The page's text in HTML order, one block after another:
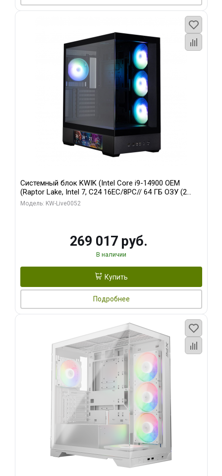
Системный блок KWIK (Intel Core i9-14900 OEM
(Raptor Lake, Intel 7, C24 16EC/8PC// 64 ГБ ОЗУ (2
модуля)/ Palit RTX5080 GAMINGPRO OC 16GB GDDR7
Модель: KW-Live0052
269 017 руб.
В наличии
Купить
Подробнее